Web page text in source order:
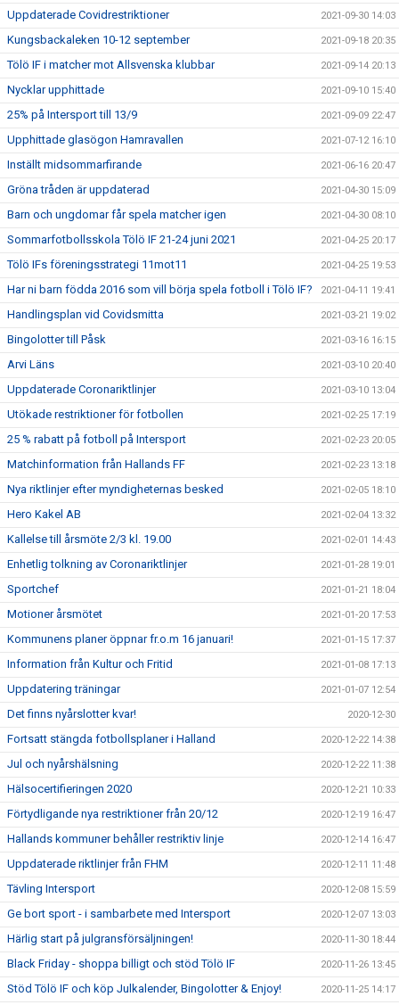
Uppdaterade Covidrestriktioner 2021-09-30 14:03
Kungsbackaleken 10-12 september 2021-09-18 20:35
Tölö IF i matcher mot Allsvenska klubbar 2021-09-14 20:13
Nycklar upphittade 2021-09-10 15:40
25% på Intersport till 13/9 2021-09-09 22:47
Upphittade glasögon Hamravallen 2021-07-12 16:10
Inställt midsommarfirande 2021-06-16 20:47
Gröna tråden är uppdaterad 2021-04-30 15:09
Barn och ungdomar får spela matcher igen 2021-04-30 08:10
Sommarfotbollsskola Tölö IF 21-24 juni 2021 2021-04-25 20:17
Tölö IFs föreningsstrategi 11mot11 2021-04-25 19:53
Har ni barn födda 2016 som vill börja spela fotboll i Tölö IF? 2021-04-11 19:41
Handlingsplan vid Covidsmitta 2021-03-21 19:02
Bingolotter till Påsk 2021-03-16 16:15
Arvi Läns 2021-03-10 20:40
Uppdaterade Coronariktlinjer 2021-03-10 13:04
Utökade restriktioner för fotbollen 2021-02-25 17:19
25 % rabatt på fotboll på Intersport 2021-02-23 20:05
Matchinformation från Hallands FF 2021-02-23 13:18
Nya riktlinjer efter myndigheternas besked 2021-02-05 18:10
Hero Kakel AB 2021-02-04 13:32
Kallelse till årsmöte 2/3 kl. 19.00 2021-02-01 14:43
Enhetlig tolkning av Coronariktlinjer 2021-01-28 19:01
Sportchef 2021-01-21 18:04
Motioner årsmötet 2021-01-20 17:53
Kommunens planer öppnar fr.o.m 16 januari! 2021-01-15 17:37
Information från Kultur och Fritid 2021-01-08 17:13
Uppdatering träningar 2021-01-07 12:54
Det finns nyårslotter kvar! 2020-12-30
Fortsatt stängda fotbollsplaner i Halland 2020-12-22 14:38
Jul och nyårshälsning 2020-12-22 11:38
Hälsocertifieringen 2020 2020-12-21 10:33
Förtydligande nya restriktioner från 20/12 2020-12-19 16:47
Hallands kommuner behåller restriktiv linje 2020-12-14 16:47
Uppdaterade riktlinjer från FHM 2020-12-11 11:48
Tävling Intersport 2020-12-08 15:59
Ge bort sport - i sambarbete med Intersport 2020-12-07 13:03
Härlig start på julgransförsäljningen! 2020-11-30 18:44
Black Friday - shoppa billigt och stöd Tölö IF 2020-11-26 13:45
Stöd Tölö IF och köp Julkalender, Bingolotter & Enjoy! 2020-11-25 14:17